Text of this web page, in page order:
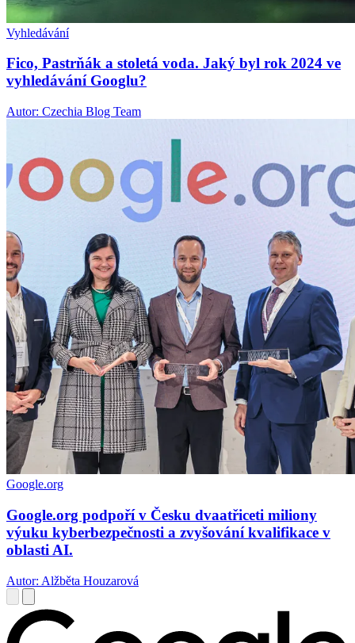
Vyhledávání
Fico, Pastrňák a stoletá voda. Jaký byl rok 2024 ve
vyhledávání Googlu?
Autor: Czechia Blog Team
Google.org
Google.org podpoří v Česku dvaatřiceti miliony
výuku kyberbezpečnosti a zvyšování kvalifikace v
oblasti AI.
Autor: Alžběta Houzarová